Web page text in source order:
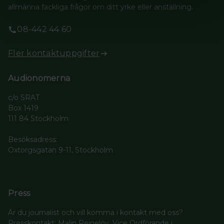
allmänna fackliga frågor om ditt yrke eller anställning.
08-442 44 60
Fler kontaktuppgifter
Audionomerna
c/o SRAT
Box 1419
111 84 Stockholm
Besöksadress:
Oxtorgsgatan 9-11, Stockholm
Press
Är du journalist och vill komma i kontakt med oss?